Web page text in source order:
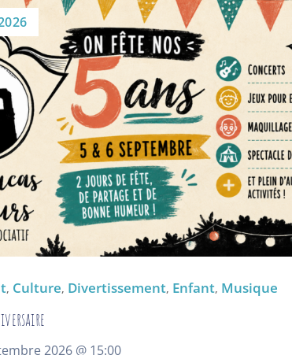
, Culture, Divertissement, Enfant, Musique
2026 @ 15:00